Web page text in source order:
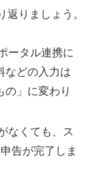
りましょう。
ータル連携に
などの入力は
の」に変わり
なくても、ス
告が完了しま